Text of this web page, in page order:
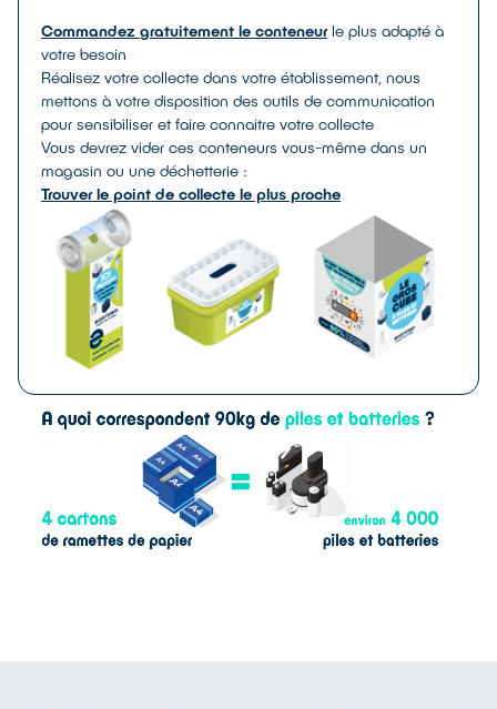
SOLUTIONS DE COLLECTE
Industrielles de moins de 25kg
Batteries conçues spécifiquement pour un usage
industriel et pesant moins de 25kg.
Chimie :
LiSoCl2, Li-ion, plomb, Ni-Cd,
Où les trouve-t-on ?
médicaux, télérelevés, balises de détresse,
systèmes de sécurité professionnels, utilisation en
conditions extrêmes…)
SOLUTIONS DE COLLECTE
Commandez gratuitement le conteneurle plus adapté à
votre besoin
Réalisez votre collecte dans votre établissement, nous
mettons à votre disposition des outils de communication
pour sensibiliser et faire connaitre votre collecte
Vous devrez vider ces conteneurs vous-même dans un
magasin ou une déchetterie :
Trouver le point de collecte le plus proche